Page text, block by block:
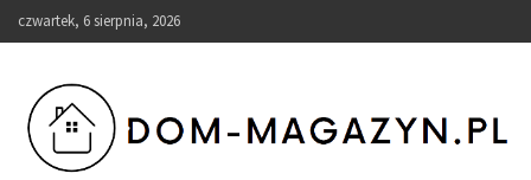
to
czwartek, 6 sierpnia, 2026